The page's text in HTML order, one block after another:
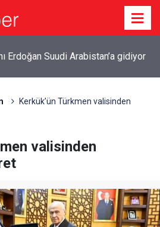
Erdoğan Suudi Arabistan’a gidiyor
Kerkük’ün Türkmen valisinden
valisinden